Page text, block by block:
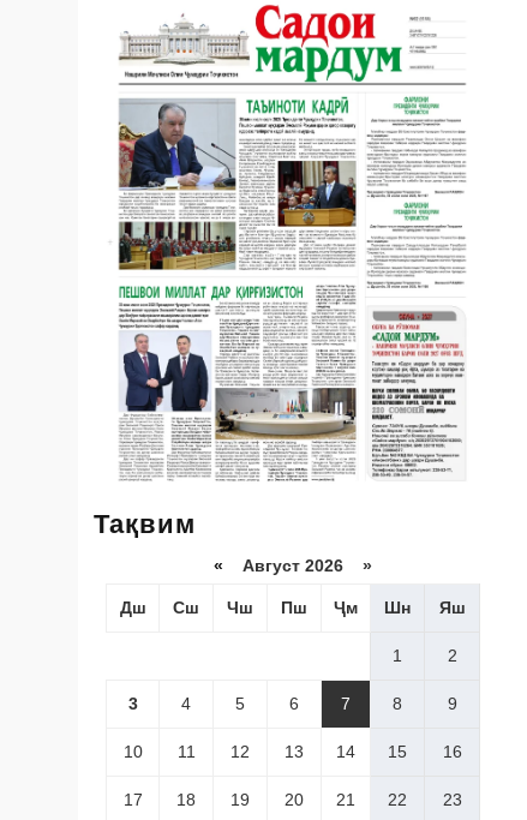
Тақвим
« Август 2026 »
Дш Сш Чш Пш Ҷм Шн Яш
1 2
3 4 5 6 7 8 9
10 11 12 13 14 15 16
17 18 19 20 21 22 23